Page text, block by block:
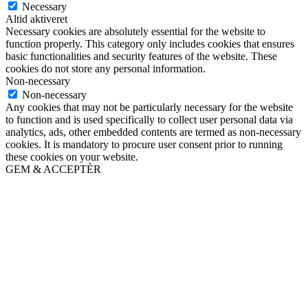
Necessary
Altid aktiveret
Necessary cookies are absolutely essential for the website to
function properly. This category only includes cookies that ensures
basic functionalities and security features of the website. These
cookies do not store any personal information.
Non-necessary
Non-necessary
Any cookies that may not be particularly necessary for the website
to function and is used specifically to collect user personal data via
analytics, ads, other embedded contents are termed as non-necessary
cookies. It is mandatory to procure user consent prior to running
these cookies on your website.
GEM & ACCEPTÈR